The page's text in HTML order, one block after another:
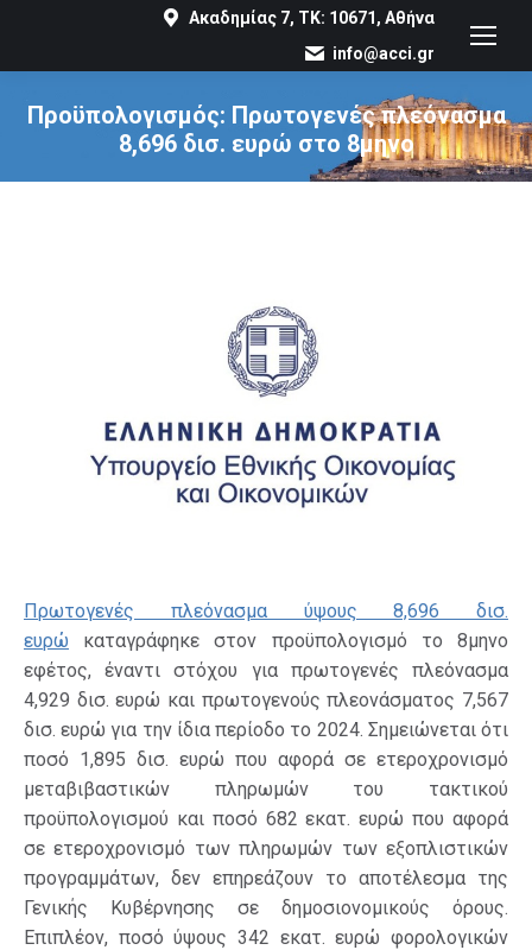
Ακαδημίας 7, ΤΚ: 10671, Αθήνα
info@acci.gr
Προϋπολογισμός: Πρωτογενές πλεόνασμα
8,696 δισ. ευρώ στο 8μηνο
You are here:
Πρωτογενές πλεόνασμα ύψους 8,696 δισ.
ευρώ καταγράφηκε στον προϋπολογισμό το 8μηνο
εφέτος, έναντι στόχου για πρωτογενές πλεόνασμα
4,929 δισ. ευρώ και πρωτογενούς πλεονάσματος 7,567
δισ. ευρώ για την ίδια περίοδο το 2024. Σημειώνεται ότι
ποσό 1,895 δισ. ευρώ που αφορά σε ετεροχρονισμό
μεταβιβαστικών πληρωμών του τακτικού
προϋπολογισμού και ποσό 682 εκατ. ευρώ που αφορά
σε ετεροχρονισμό των πληρωμών των εξοπλιστικών
προγραμμάτων, δεν επηρεάζουν το αποτέλεσμα της
Γενικής Κυβέρνησης σε δημοσιονομικούς όρους.
Επιπλέον, ποσό ύψους 342 εκατ. ευρώ φορολογικών